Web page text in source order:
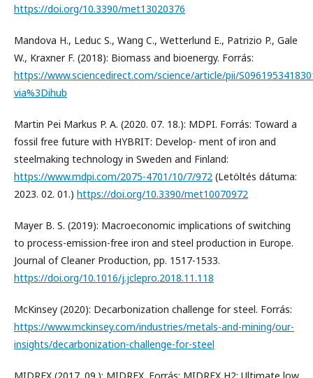
https://doi.org/10.3390/met13020376
Mandova H., Leduc S., Wang C., Wetterlund E., Patrizio P., Gale
W., Kraxner F. (2018): Biomass and bioenergy. Forrás:
https://www.sciencedirect.com/science/article/pii/
via%3Dihub
Martin Pei Markus P. A. (2020. 07. 18.): MDPI. Forrás: Toward a
fossil free future with HYBRIT: Develop- ment of iron and
steelmaking technology in Sweden and Finland:
https://www.mdpi.com/2075-4701/10/7/972 (Letöltés dátuma:
2023. 02. 01.) https://doi.org/10.3390/met10070972
Mayer B. S. (2019): Macroeconomic implications of switching
to process-emission-free iron and steel production in Europe.
Journal of Cleaner Production, pp. 1517-1533.
https://doi.org/10.1016/j.jclepro.2018.11.118
McKinsey (2020): Decarbonization challenge for steel. Forrás:
https://www.mckinsey.com/industries/metals-and-mining/our-
insights/decarbonization-challenge-for-steel